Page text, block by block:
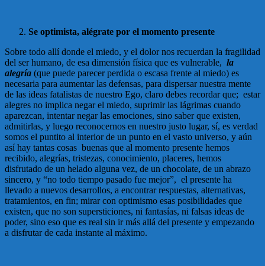
Se optimista, alégrate por el momento presente
Sobre todo allí donde el miedo, y el dolor nos recuerdan la fragilidad
del ser humano, de esa dimensión física que es vulnerable, la
alegría (que puede parecer perdida o escasa frente al miedo) es
necesaria para aumentar las defensas, para dispersar nuestra mente
de las ideas fatalistas de nuestro Ego, claro debes recordar que; estar
alegres no implica negar el miedo, suprimir las lágrimas cuando
aparezcan, intentar negar las emociones, sino saber que existen,
admitirlas, y luego reconocernos en nuestro justo lugar, sí, es verdad
somos el puntito al interior de un punto en el vasto universo, y aún
así hay tantas cosas buenas que al momento presente hemos
recibido, alegrías, tristezas, conocimiento, placeres, hemos
disfrutado de un helado alguna vez, de un chocolate, de un abrazo
sincero, y “no todo tiempo pasado fue mejor”, el presente ha
llevado a nuevos desarrollos, a encontrar respuestas, alternativas,
tratamientos, en fin; mirar con optimismo esas posibilidades que
existen, que no son supersticiones, ni fantasías, ni falsas ideas de
poder, sino eso que es real sin ir más allá del presente y empezando
a disfrutar de cada instante al máximo.